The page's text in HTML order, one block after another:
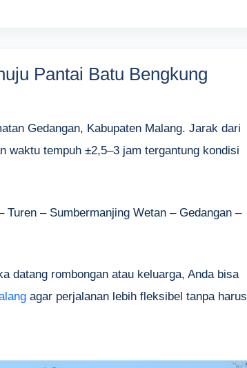
Pantai Batu Bengkung
Gedangan, Kabupaten Malang. Jarak dari
waktu tempuh ±2,5–3 jam tergantung kondisi
– Sumbermanjing Wetan – Gedangan –
datang rombongan atau keluarga, Anda bisa
agar perjalanan lebih fleksibel tanpa harus